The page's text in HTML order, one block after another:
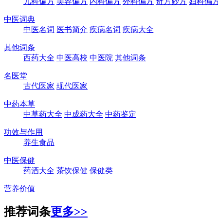
中医词典
中医名词 医书简介 疾病名词 疾病大全
其他词条
西药大全 中医高校 中医院 其他词条
名医堂
古代医家 现代医家
中药本草
中草药大全 中成药大全 中药鉴定
功效与作用
养生食品
中医保健
药酒大全 茶饮保健 保健类
营养价值
推荐词条更多>>